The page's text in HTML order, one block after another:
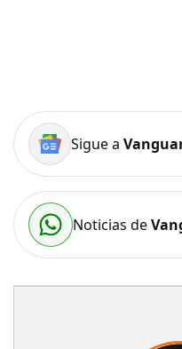
Sigue a
Noticias de